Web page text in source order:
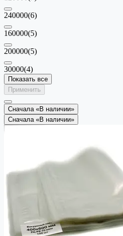
240000(6)
160000(5)
200000(5)
30000(4)
Показать все
Применить
Сначала «В наличии»
Сначала «В наличии»